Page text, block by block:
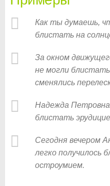
Как ты думаешь,
блистать на
За окном
не могли
сменялись
Надежда Петровна
блистать
Сегодня вечером
легко получилось
остроумием.